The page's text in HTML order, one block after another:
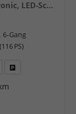
Selection 16" Alufelgen, Climatronic, LED-Scheinwerfer, Parksensoren hinten, Radio 10" + Wireless Smartlink, Tempomat, Multifunktions-Lederlenkrad, Dachreling uvm.
6-Gang
PS)